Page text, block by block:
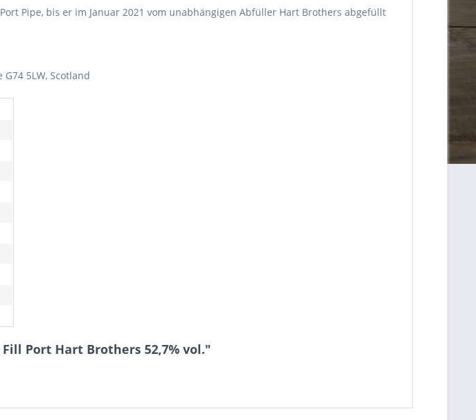
Pipe, bis er im Januar 2021 vom unabhängigen Abfüller Hart Brothers abgefüllt
5LW, Scotland
Port Hart Brothers 52,7% vol."